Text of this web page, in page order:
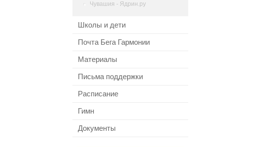
Чувашия - Ядрин.ру
Школы и дети
Почта Бега Гармонии
Материалы
Письма поддержки
Расписание
Гимн
Документы